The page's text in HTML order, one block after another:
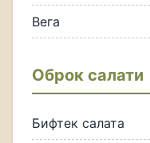
Вега
Оброк салати
Бифтек салата